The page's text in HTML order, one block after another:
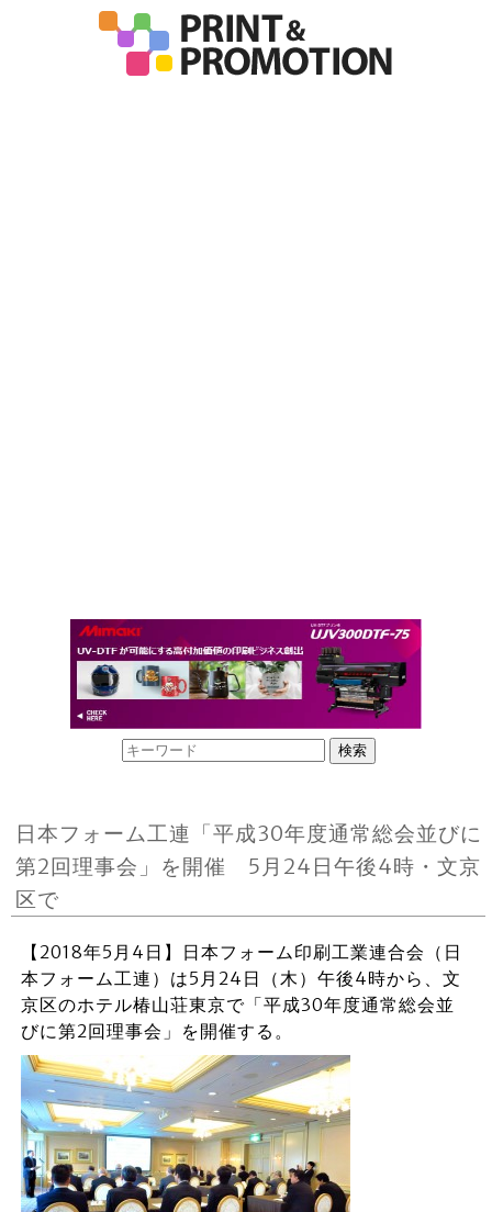
日本フォーム工連「平成30年度通常総会並びに
第2回理事会」を開催 5月24日午後4時・文京
区で
【2018年5月4日】日本フォーム印刷工業連合会（日
本フォーム工連）は5月24日（木）午後4時から、文
京区のホテル椿山荘東京で「平成30年度通常総会並
びに第2回理事会」を開催する。